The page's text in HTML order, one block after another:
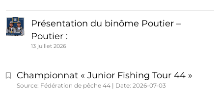
Présentation du binôme Poutier –
Poutier :
13 juillet 2026
Championnat « Junior Fishing Tour 44 »
Source: Fédération de pêche 44 Date: 2026-07-03